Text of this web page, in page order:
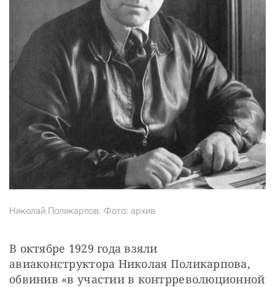
Николай Поликарпов. Фото: архив
В октябре 1929 года взяли
авиаконструктора Николая Поликарпова,
обвинив «в участии в контрреволюционной